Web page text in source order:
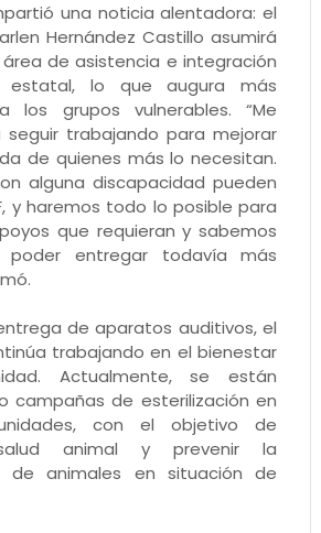
una noticia alentadora: el
Hernández Castillo asumirá
de asistencia e integración
estatal, lo que augura más
los grupos vulnerables. “Me
trabajando para mejorar
de quienes más lo necesitan.
alguna discapacidad pueden
y haremos todo lo posible para
que requieran y sabemos
entregar todavía más
de aparatos auditivos, el
trabajando en el bienestar
Actualmente, se están
campañas de esterilización en
con el objetivo de
animal y prevenir la
de animales en situación de